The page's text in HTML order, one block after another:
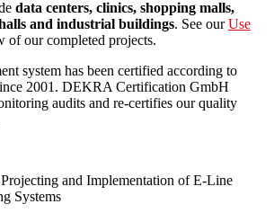
data centers, clinics, shopping malls,
and industrial buildings. See ourUse
of our completed projects.
system has been certified according to
2001. DEKRA Certification GmbH
audits and re-certifies our quality
and Implementation of E-Line
Systems